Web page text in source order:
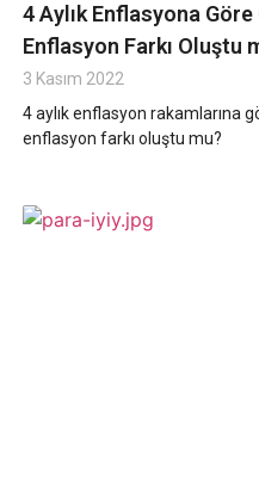
4 Aylık Enflasyona Göre
3 Kasım 2022
4 aylık enflasyon rakamlarına
enflasyon farkı oluştu mu?